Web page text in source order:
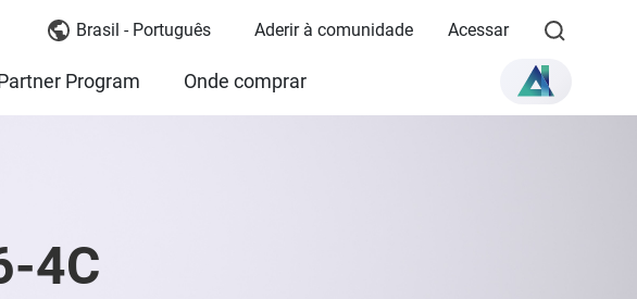
Brasil - Português Aderir à comunidade Acessar
Program Onde comprar
4C